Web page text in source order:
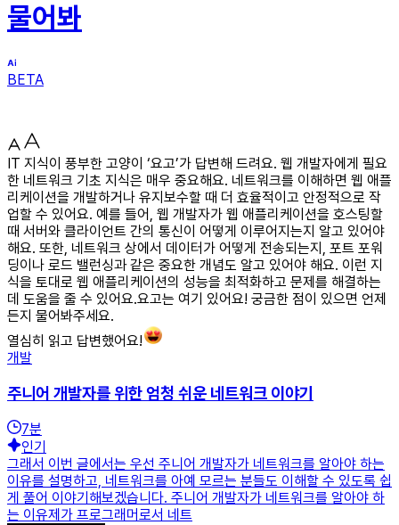
물어봐
BETA
IT 지식이 풍부한 고양이 ‘요고’가 답변해 드려요. 웹 개발자에게 필요
한 네트워크 기초 지식은 매우 중요해요. 네트워크를 이해하면 웹 애플
리케이션을 개발하거나 유지보수할 때 더 효율적이고 안정적으로 작
업할 수 있어요. 예를 들어, 웹 개발자가 웹 애플리케이션을 호스팅할
때 서버와 클라이언트 간의 통신이 어떻게 이루어지는지 알고 있어야
해요. 또한, 네트워크 상에서 데이터가 어떻게 전송되는지, 포트 포워
딩이나 로드 밸런싱과 같은 중요한 개념도 알고 있어야 해요. 이런 지
식을 토대로 웹 애플리케이션의 성능을 최적화하고 문제를 해결하는
데 도움을 줄 수 있어요.요고는 여기 있어요! 궁금한 점이 있으면 언제
든지 물어봐주세요.
열심히 읽고 답변했어요!
개발
주니어 개발자를 위한 엄청 쉬운 네트워크 이야기
7분
인기
그래서 이번 글에서는 우선 주니어 개발자가 네트워크를 알아야 하는
이유를 설명하고, 네트워크를 아예 모르는 분들도 이해할 수 있도록 쉽
게 풀어 이야기해보겠습니다. 주니어 개발자가 네트워크를 알아야 하
는 이유제가 프로그래머로서 네트